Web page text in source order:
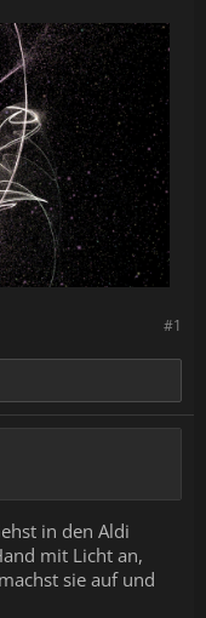
#1
in den Aldi
mit Licht an,
sie auf und